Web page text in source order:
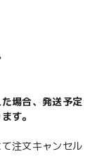
場合、発送予定
す。
注文キャンセル